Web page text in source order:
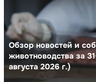
Обзор новостей и
животноводства за
августа 2026 г.)